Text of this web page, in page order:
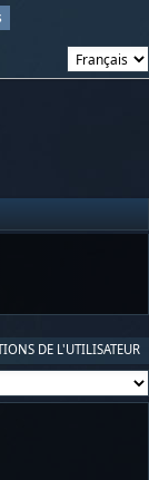
DE L'UTILISATEUR